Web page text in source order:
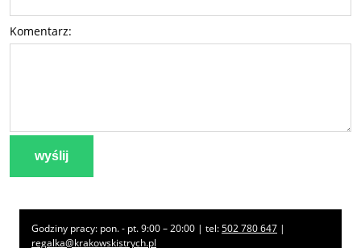
Komentarz:
wyślij
Godziny pracy: pon. - pt. 9:00 – 20:00 | tel:502 780 647 |
regalka@krakowskistrych.pl